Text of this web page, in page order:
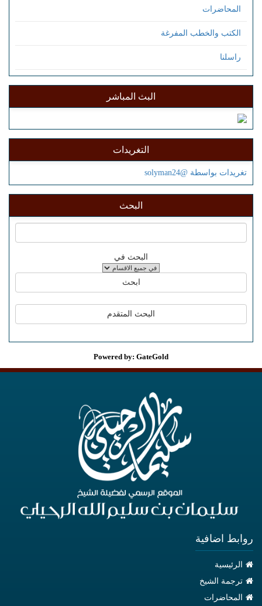
المحاضرات
الكتب والخطب المفرغة
راسلنا
البث المباشر
التغريدات
تغريدات بواسطة @solyman24
البحث
البحث في
Powered by: GateGold
روابط اضافية
الرئيسية
ترجمة الشيخ
المحاضرات